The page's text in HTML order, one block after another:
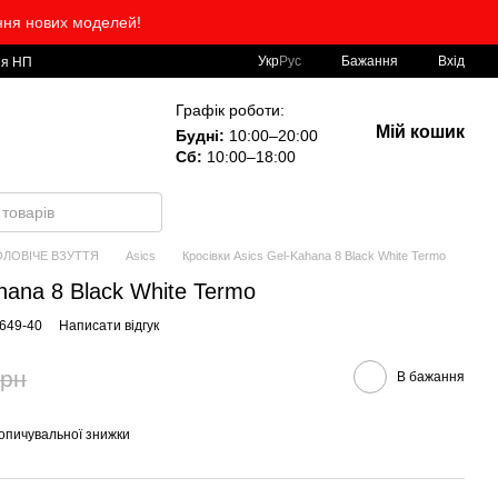
нових моделей!
НП УкрРус Бажання Вхід
Графік роботи:
Будні: 10:00–20:00
Сб: 10:00–18:00
Мій кошик
ВЗУТТЯ Asics Кросівки Asics Gel-Kahana 8 Black White Termo
8 Black White Termo
40 Написати відгук
В бажання
знижки